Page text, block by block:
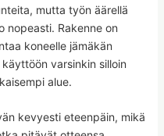
mutta työn äärellä
nopeasti. Rakenne on
koneelle jämäkän
varsinkin silloin
alue.
kevyesti eteenpäin, mikä